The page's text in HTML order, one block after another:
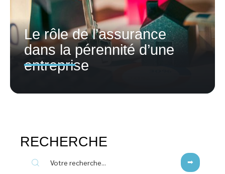
Le rôle de l’assurance
dans la pérennité d’une
entreprise
RECHERCHE